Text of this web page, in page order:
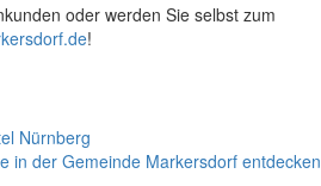
oder werden Sie selbst zum
!
Nürnberg